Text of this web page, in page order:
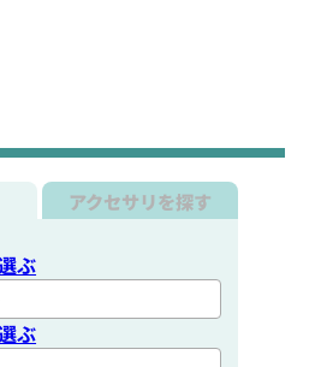
アクセサリを探す
ぶ
ぶ